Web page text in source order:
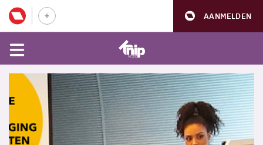
AANMELDEN